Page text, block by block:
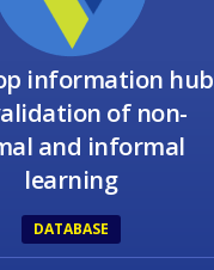
information hub
of non-
and informal
learning
DATABASE